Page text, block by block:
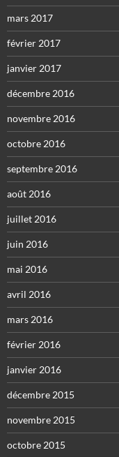
mars 2017
février 2017
janvier 2017
décembre 2016
novembre 2016
octobre 2016
septembre 2016
août 2016
juillet 2016
juin 2016
mai 2016
avril 2016
mars 2016
février 2016
janvier 2016
décembre 2015
novembre 2015
octobre 2015